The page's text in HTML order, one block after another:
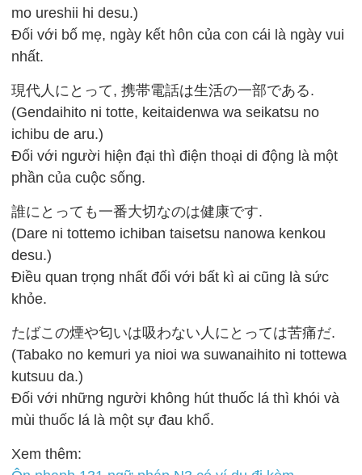
mo ureshii hi desu.)
Đối với bố mẹ, ngày kết hôn của con cái là ngày vui
nhất.
現代人にとって, 携帯電話は生活の一部である.
(Gendaihito ni totte, keitaidenwa wa seikatsu no
ichibu de aru.)
Đối với người hiện đại thì điện thoại di động là một
phần của cuộc sống.
誰にとっても一番大切なのは健康です.
(Dare ni tottemo ichiban taisetsu nanowa kenkou
desu.)
Điều quan trọng nhất đối với bất kì ai cũng là sức
khỏe.
たばこの煙や匂いは吸わない人にとっては苦痛だ.
(Tabako no kemuri ya nioi wa suwanaihito ni tottewa
kutsuu da.)
Đối với những người không hút thuốc lá thì khói và
mùi thuốc lá là một sự đau khổ.
Xem thêm: